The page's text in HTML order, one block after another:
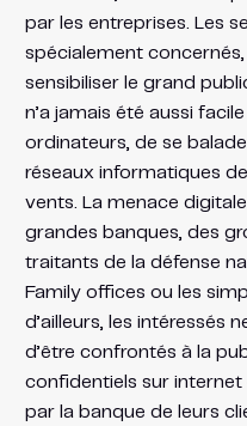
par les entreprises. Les
spécialement
sensibiliser le grand
n’a jamais été aussi
ordinateurs, de se
réseaux informatiques
vents. La menace
grandes banques, des
traitants de la défense
Family offices ou les
d’ailleurs, les intéressés
d’être confrontés à la
confidentiels sur internet
par la banque de leurs